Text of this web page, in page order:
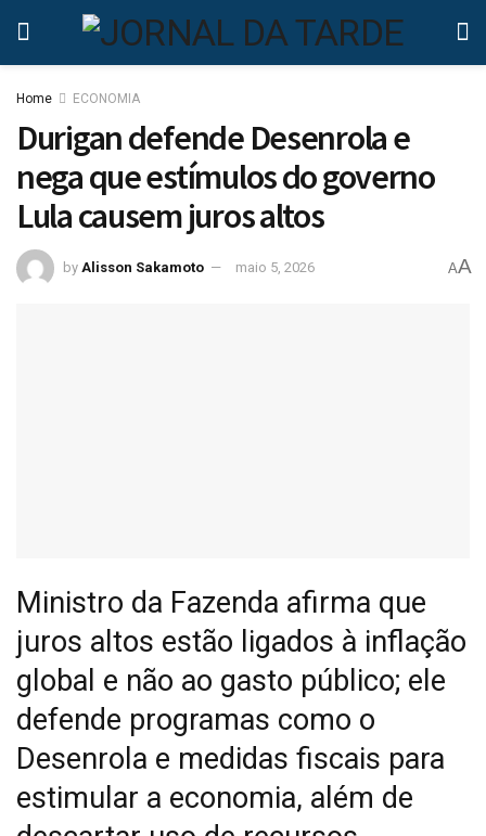
Home ECONOMIA
Durigan defende Desenrola e
nega que estímulos do governo
Lula causem juros altos
by Alisson Sakamoto maio 5, 2026 AA
Ministro da Fazenda afirma que
juros altos estão ligados à inflação
global e não ao gasto público; ele
defende programas como o
Desenrola e medidas fiscais para
estimular a economia, além de